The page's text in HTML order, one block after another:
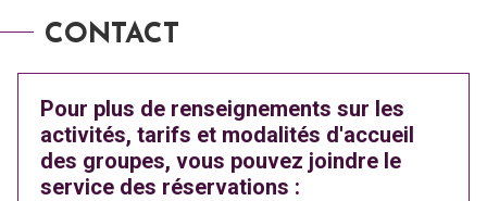
CONTACT
Pour plus de renseignements sur les
activités, tarifs et modalités d'accueil
des groupes, vous pouvez joindre le
service des réservations :